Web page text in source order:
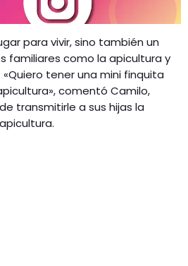
para vivir, sino también un
familiares como la apicultura y
«Quiero tener una mini finquita
comentó Camilo,
transmitirle a sus hijas la